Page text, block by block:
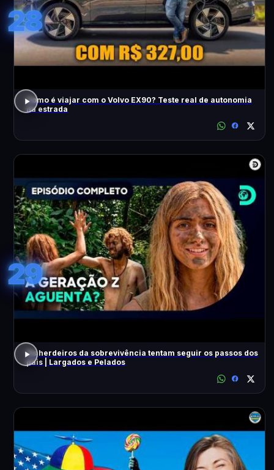
28
Como é viajar com o Volvo EX90? Teste real de autonomia
na estrada
29
Os herdeiros da sobrevivência tentam seguir os passos dos
pais | Largados e Pelados